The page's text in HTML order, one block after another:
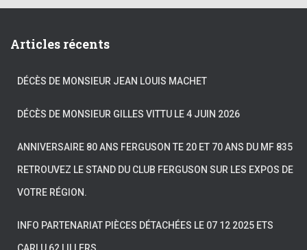
Articles récents
DÉCÈS DE MONSIEUR JEAN LOUIS MACHET
DÉCÈS DE MONSIEUR GILLES VITTU LE 4 JUIN 2026
ANNIVERSAIRE 80 ANS FERGUSON TE 20 ET 70 ANS DU MF 835
RETROUVEZ LE STAND DU CLUB FERGUSON SUR LES EXPOS DE
VOTRE RÉGION.
INFO PARTENARIAT PIÈCES DÉTACHÉES LE 07 12 2025 ETS